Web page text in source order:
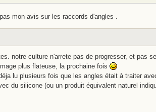
mon avis sur les raccords d'angles .
notre culture n'arrete pas de progresser, et pas
plus flateuse, la prochaine fois
lu plusieurs fois que les angles était à traiter
du silicone (ou un produit équivalent naturel